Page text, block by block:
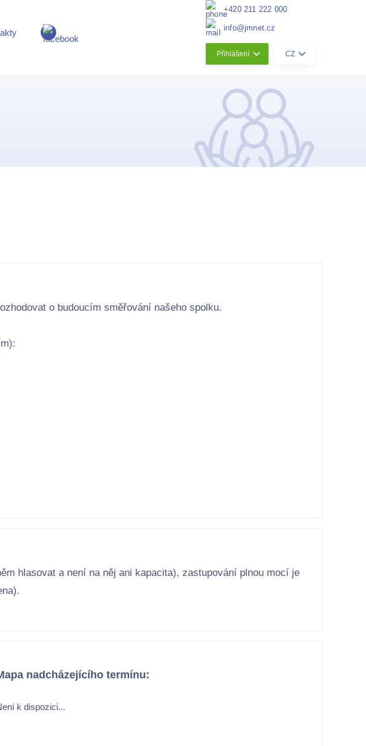
+420 211 222 000
info@jmnet.cz
Přihlášení CZ
o budoucím směřování našeho spolku.
hlasovat a není na něj ani kapacita), zastupování plnou mocí je
nadcházejícího termínu:
k dispozici...